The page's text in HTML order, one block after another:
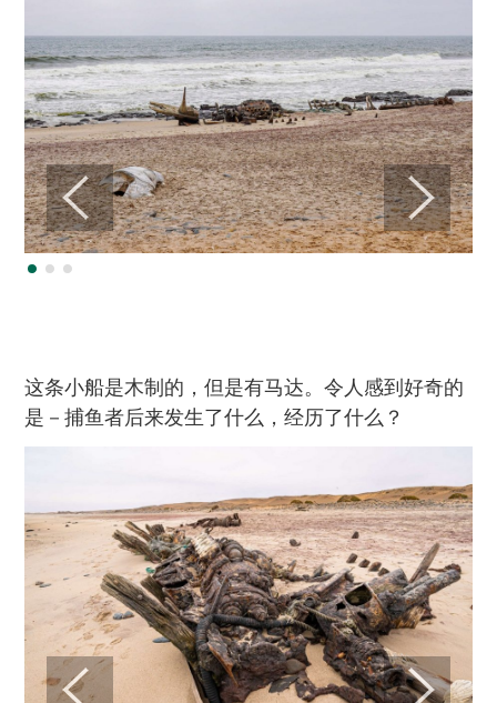
这条小船是木制的，但是有马达。令人感到好奇的
是－捕鱼者后来发生了什么，经历了什么？